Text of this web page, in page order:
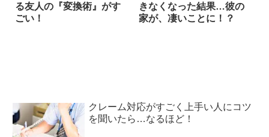
る友人の『変換術』がす
ごい！
きなくなった結果…彼の
家が、凄いことに！？
クレーム対応がすごく上手い人にコツ
を聞いたら…なるほど！